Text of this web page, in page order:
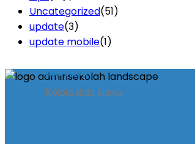
Data Siswa
Kelola data siswa
Uncategorized(51)
update(3)
update mobile(1)